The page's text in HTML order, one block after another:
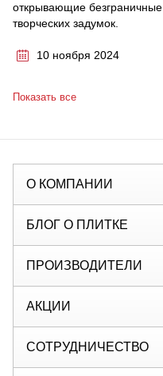
открывающие
творческих задумок.
10 ноября 2024
Показать все
О КОМПАНИИ
БЛОГ О ПЛИТКЕ
ПРОИЗВОДИТЕЛИ
АКЦИИ
СОТРУДНИЧЕСТВО